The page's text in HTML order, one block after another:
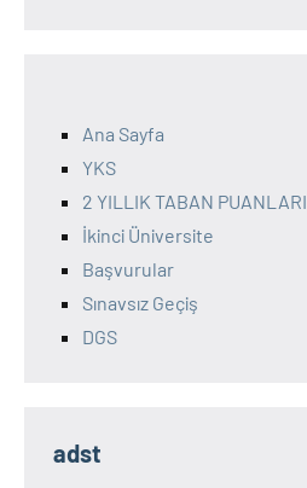
Ana Sayfa
YKS
2 YILLIK TABAN PUANLARI
İkinci Üniversite
Başvurular
Sınavsız Geçiş
DGS
adst